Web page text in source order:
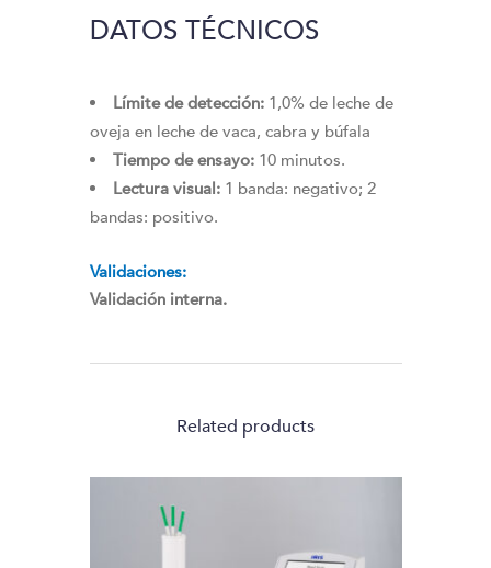
DATOS TÉCNICOS
Límite de detección:1,0% de leche de
oveja en leche de vaca, cabra y búfala
Tiempo de ensayo:10 minutos.
Lectura visual:1 banda: negativo; 2
bandas: positivo.
Validaciones:
Validación interna.
Related products